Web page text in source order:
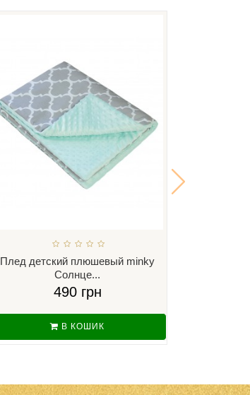
Плед детский плюшевый minky
Солнце...
490 грн
В КОШИК